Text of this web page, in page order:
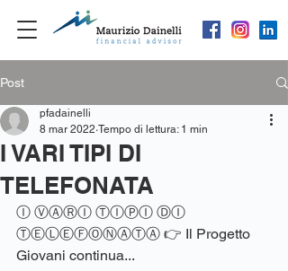
Post
I VARI TIPI DI
TELEFONATA
pfadainelli
8 mar 2022 Tempo di lettura: 1 min
Ⓘ ⓋⒶⓇⒾ ⓉⒾⓅⒾ ⒹⒾ
ⓉⒺⓁⒺⒻⓄⓃⒶⓉⒶ 👉 Il Progetto
Giovani continua...